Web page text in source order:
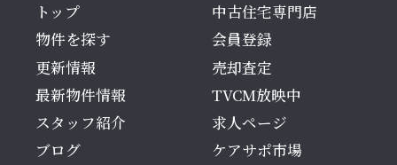
トップ
物件を探す
更新情報
最新物件情報
スタッフ紹介
ブログ
中古住宅専門店
会員登録
売却査定
TVCM放映中
求人ページ
ケアサポ市場